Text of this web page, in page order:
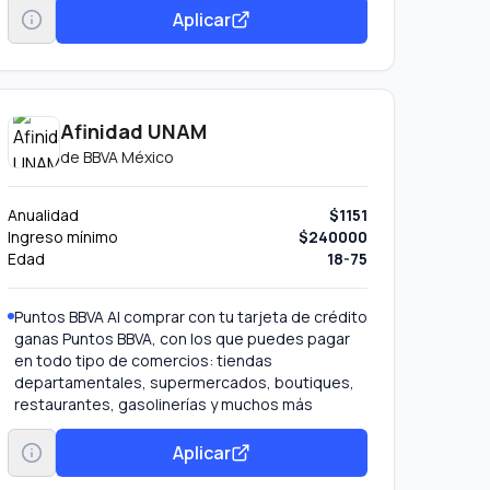
Aplicar
Afinidad UNAM
de BBVA México
Anualidad
$1151
Ingreso mínimo
$240000
Edad
18-75
Puntos BBVA Al comprar con tu tarjeta de crédito
ganas Puntos BBVA, con los que puedes pagar
en todo tipo de comercios: tiendas
departamentales, supermercados, boutiques,
restaurantes, gasolinerías y muchos más
establecimientos.
Efectivo Inmediato Dispón de dinero en efectivo
de la línea de tu tarjeta de crédito.
Aplicar